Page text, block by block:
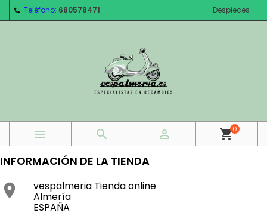
Teléfono: 680578471 Despieces
   shopping_cart0
INFORMACIÓN DE LA TIENDA
 vespalmeria Tienda online
Almería
ESPAÑA